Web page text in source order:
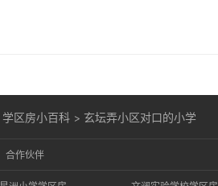
学区房小百科 > 玄坛弄小区对口的小学
合作伙伴